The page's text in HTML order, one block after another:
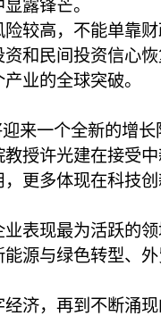
露锋芒。
较高，不能单靠财
和民间投资信心
业的全球突破。
来一个全新的增长
授许光建在接受中
更多体现在科技
表现最为活跃的领
源与绿色转型、
济，再到不断涌现